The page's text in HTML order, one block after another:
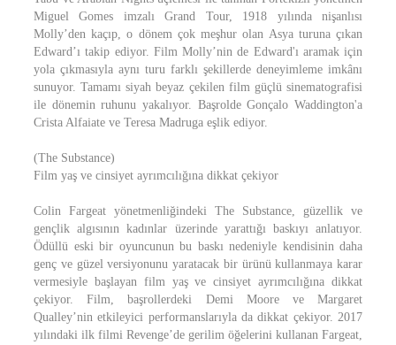
Miguel Gomes imzalı Grand Tour, 1918 yılında nişanlısı
Molly’den kaçıp, o dönem çok meşhur olan Asya turuna çıkan
Edward’ı takip ediyor. Film Molly’nin de Edward'ı aramak için
yola çıkmasıyla aynı turu farklı şekillerde deneyimleme imkânı
sunuyor. Tamamı siyah beyaz çekilen film güçlü sinematografisi
ile dönemin ruhunu yakalıyor. Başrolde Gonçalo Waddington'a
Crista Alfaiate ve Teresa Madruga eşlik ediyor.
(The Substance)
Film yaş ve cinsiyet ayrımcılığına dikkat çekiyor
Colin Fargeat yönetmenliğindeki The Substance, güzellik ve
gençlik algısının kadınlar üzerinde yarattığı baskıyı anlatıyor.
Ödüllü eski bir oyuncunun bu baskı nedeniyle kendisinin daha
genç ve güzel versiyonunu yaratacak bir ürünü kullanmaya karar
vermesiyle başlayan film yaş ve cinsiyet ayrımcılığına dikkat
çekiyor. Film, başrollerdeki Demi Moore ve Margaret
Qualley’nin etkileyici performanslarıyla da dikkat çekiyor. 2017
yılındaki ilk filmi Revenge’de gerilim öğelerini kullanan Fargeat,